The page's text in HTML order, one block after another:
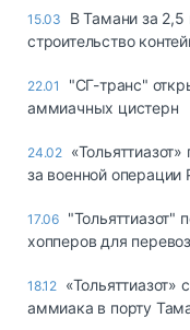
15.03
В Тамани за
строительство
22.01
"СГ-транс"
аммиачных цистерн
24.02
за военной операции
17.06 "Тольяттиазот"
хопперов для
18.12 «Тольяттиазот»
аммиака в порту